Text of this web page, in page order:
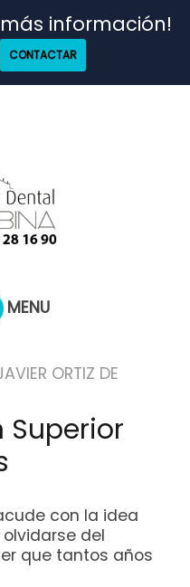
información!
CONTACTAR
MENU
ORTIZ DE
Superior
con la idea
del
que tantos años